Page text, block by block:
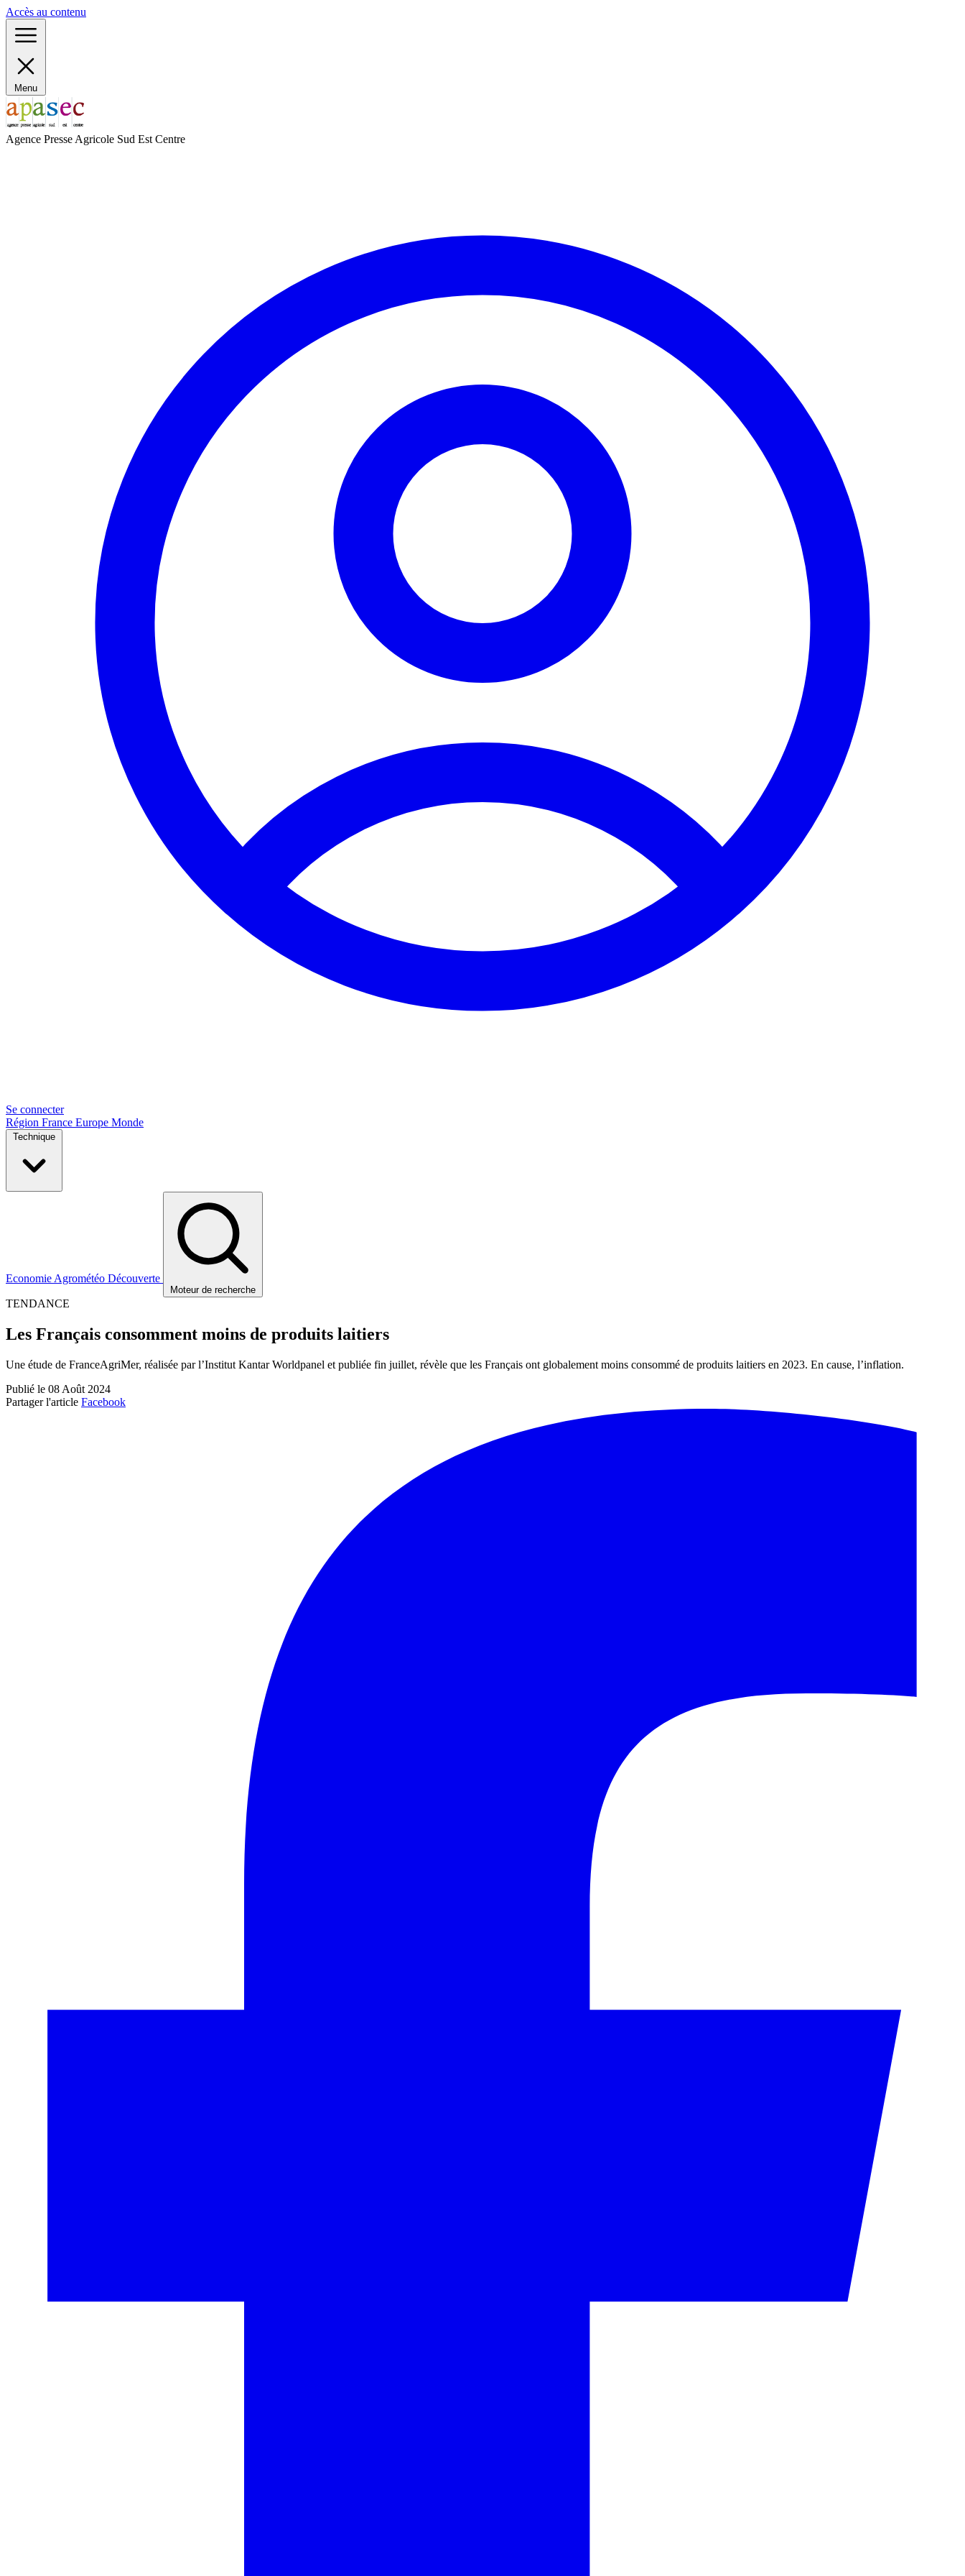
Accès au contenu
Menu
Agence Presse Agricole Sud Est Centre
Se connecter
Région France Europe Monde
Technique
Economie Agrométéo Découverte
Moteur de recherche
TENDANCE
Les Français consomment moins de produits laitiers
Une étude de FranceAgriMer, réalisée par l’Institut Kantar Worldpanel et publiée fin juillet, révèle que les Français ont globalement moins consommé de produits laitiers en 2023. En cause, l’inflation.
Publié le 08 Août 2024
Partager l'article Facebook
Panneau de gestion des cookies